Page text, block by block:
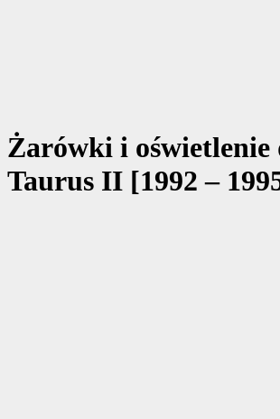
Żarówki i oświetlenie
Taurus II [1992 –